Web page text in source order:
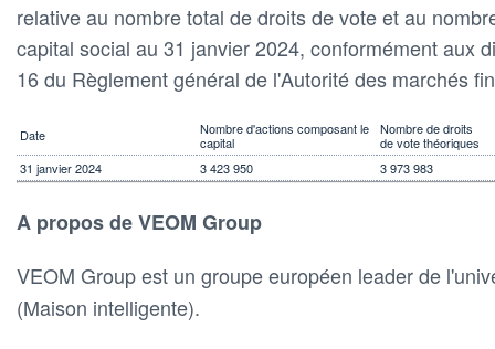
relative au nombre total de droits de vote et au
capital social au 31 janvier 2024, conformément aux
16 du Règlement général de l'Autorité des marchés
Date
Nombre d'actions composant le
capital
Nombre de droits
de vote théoriques
31 janvier 2024
3 423 950 3 973 983
A propos de VEOM Group
VEOM Group est un groupe européen leader de
(Maison intelligente).